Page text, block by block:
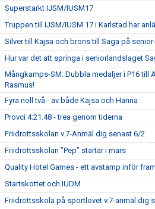
Superstarkt IJSM/IUSM17
Truppen till IJSM/IUSM 17 i Karlstad har
Silver till Kajsa och brons till Saga på
Hur var det att springa i seniorlandslaget
Mångkamps-SM: Dubbla medaljer i P16 till
Rasmus!
Fyra noll två - av både Kajsa och Hanna
Provci 4:21.48 - trea genom tiderna
Friidrottsskolan v.7-Anmäl dig senast 6/2
Friidrottsskolan ”Pep” startar i mars
Quality Hotel Games - ett avstamp inför
Startskottet och IUDM
Friidrottsskola på sportlovet v.7-anmäl dig